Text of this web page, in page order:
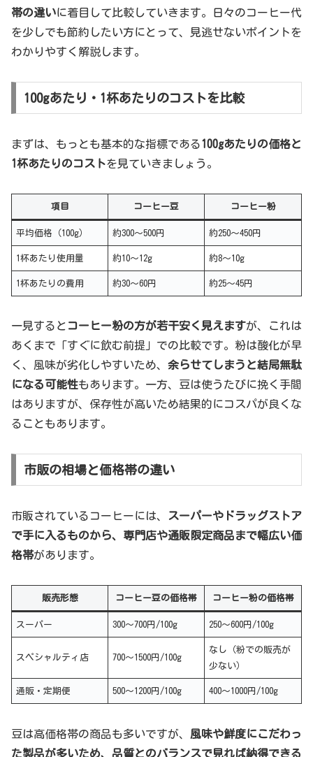
帯の違いに着目して比較していきます。日々のコーヒー代
を少しでも節約したい方にとって、見逃せないポイントを
わかりやすく解説します。
100gあたり・1杯あたりのコストを比較
まずは、もっとも基本的な指標である100gあたりの価格と
1杯あたりのコストを見ていきましょう。
項目 コーヒー豆 コーヒー粉
平均価格（100g） 約300〜500円 約250〜450円
1杯あたり使用量 約10〜12g 約8〜10g
1杯あたりの費用 約30〜60円 約25〜45円
一見すると コーヒー粉の方が若干安く見えますが、これは
あくまで「すぐに飲む前提」での比較です。粉は酸化が早
く、風味が劣化しやすいため、 余らせてしまうと結局無駄
になる可能性もあります。一方、豆は使うたびに挽く手間
はありますが、保存性が高いため結果的にコスパが良くな
ることもあります。
市販の相場と価格帯の違い
市販されているコーヒーには、
スーパーやドラッグストア
で手に入るものから、専門店や通販限定商品まで幅広い価
格帯があります。
販売形態 コーヒー豆の価格帯 コーヒー粉の価格帯
スーパー 300〜700円/100g 250〜600円/100g
スペシャルティ店 700〜1500円/100g
なし（粉での販売が
少ない）
通販・定期便 500〜1200円/100g 400〜1000円/100g
豆は高価格帯の商品も多いですが、 風味や鮮度にこだわっ
た製品が多いため、品質とのバランスで見れば納得できる